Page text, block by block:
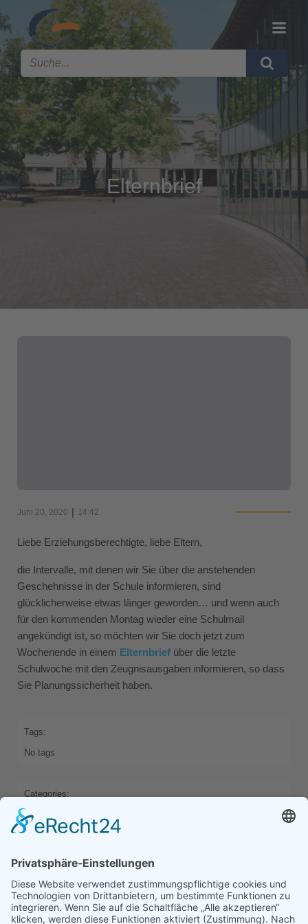
Elternbrief
Juni 20, 2020 | 14:42
Liebe Erziehungsberechtigte, liebe Eltern,
die Intervalle, mit denen wir Sie über die anstehenden
Geschehnisse in der Schule informieren, sind
glücklicherweise etwas länger geworden… und wenn auch
für den kommenden Montag wieder eine Schulmail
angekündigt ist, so möchten wir Sie doch jetzt zum
Wochenende in einem Elternbrief über die letzte
Schulwoche mit den Zeugnisausgaben informieren, so dass
Sie Planungssicherheit haben.
Tags:
No tags
Categories:
HOME
Previous
Comments are closed